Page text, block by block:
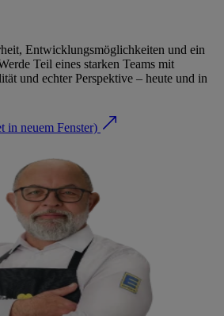
Entwicklungsmöglichkeiten und ein
Teil eines starken Teams mit
und echter Perspektive – heute und in
in neuem Fenster)